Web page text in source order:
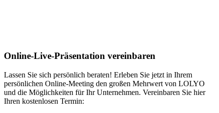
Online-Live-Präsentation vereinbaren
Lassen Sie sich persönlich beraten! Erleben Sie jetzt in Ihrem
persönlichen Online-Meeting den großen Mehrwert von LOLYO
und die Möglichkeiten für Ihr Unternehmen. Vereinbaren Sie hier
Ihren kostenlosen Termin: